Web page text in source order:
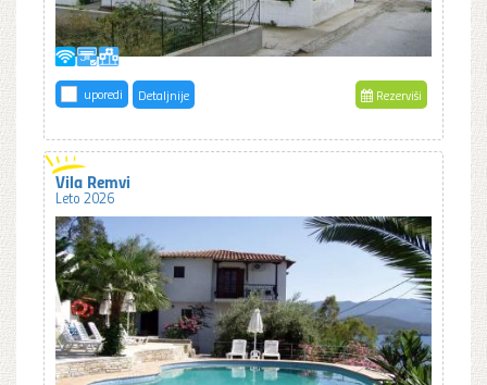
uporedi Detaljnije Rezerviši
Vila Remvi
Leto 2026